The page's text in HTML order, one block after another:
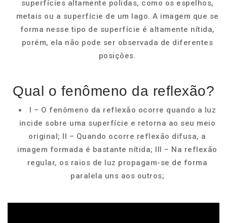
superfícies altamente polidas, como os espelhos,
metais ou a superfície de um lago. A imagem que se
forma nesse tipo de superfície é altamente nítida,
porém, ela não pode ser observada de diferentes
posições.
Qual o fenômeno da reflexão?
I – O fenômeno da reflexão ocorre quando a luz
incide sobre uma superfície e retorna ao seu meio
original; II – Quando ocorre reflexão difusa, a
imagem formada é bastante nítida; III – Na reflexão
regular, os raios de luz propagam-se de forma
paralela uns aos outros;